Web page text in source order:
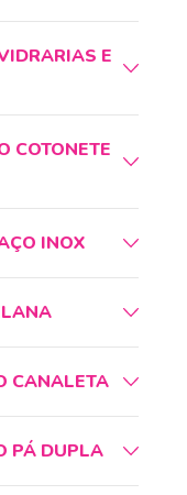
E
COTONETE
INOX
CANALETA
PÁ DUPLA